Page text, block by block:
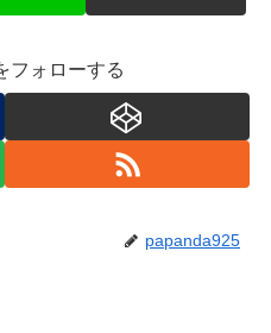
フォローする
papanda925